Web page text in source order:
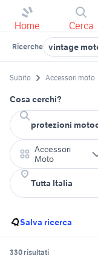
Home Cerca
Ricerche vintage
Subito Accessori moto
Cosa cerchi?
Accessori
Moto
Salva ricerca
330 risultati